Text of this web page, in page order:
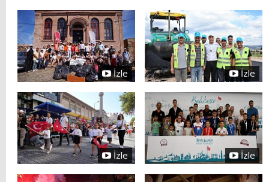
İzle İzle
İzle İzle